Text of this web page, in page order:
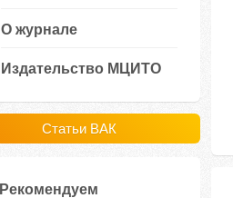
О журнале
Издательство МЦИТО
Статьи ВАК
Рекомендуем